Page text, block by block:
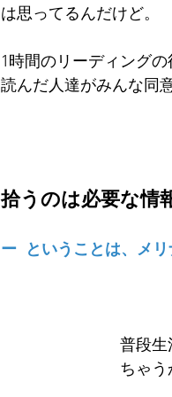
は思ってるんだけど。
1時間のリーディング
読んだ人達がみんな同
拾うのは必要な情
ー  ということは、 メ
普段生
ちゃう